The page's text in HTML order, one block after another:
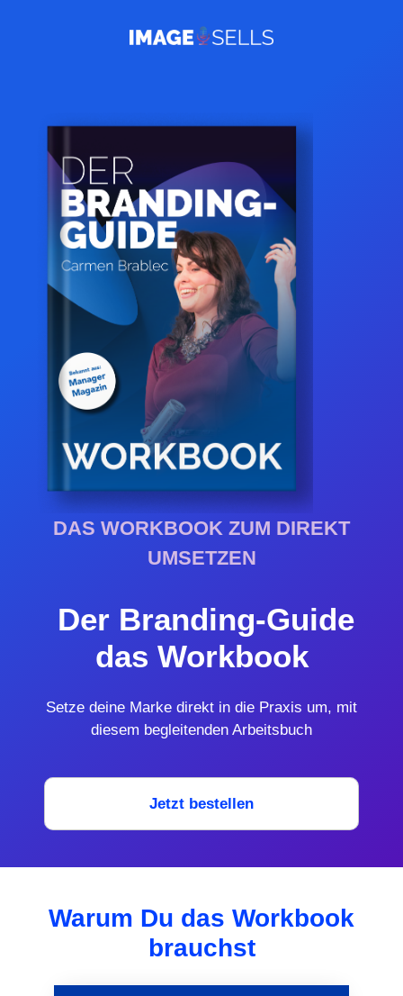
DAS WORKBOOK ZUM DIREKT
UMSETZEN
Der Branding-Guide
das Workbook
Setze deine Marke direkt in die Praxis um, mit
diesem begleitenden Arbeitsbuch
Jetzt bestellen
Warum Du das Workbook
brauchst